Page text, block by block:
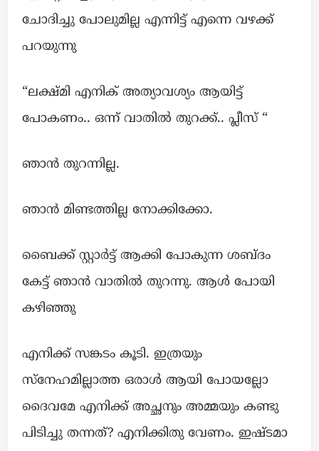
ചോദിച്ചു പോലുമില്ല എന്നിട്ട് എന്നെ വഴക്ക്
പറയുന്നു
“ലക്ഷ്മി എനിക് അത്യാവശ്യം ആയിട്ട്
പോകണം.. ഒന്ന് വാതിൽ തുറക്ക്.. പ്ലീസ് “
ഞാൻ തുറന്നില്ല.
ഞാൻ മിണ്ടത്തില്ല നോക്കിക്കോ.
ബൈക്ക് സ്റ്റാർട്ട്‌ ആക്കി പോകുന്ന ശബ്ദം
കേട്ട് ഞാൻ വാതിൽ തുറന്നു. ആൾ പോയി
കഴിഞ്ഞു
എനിക്ക് സങ്കടം കൂടി. ഇത്രയും
സ്നേഹമില്ലാത്ത ഒരാൾ ആയി പോയല്ലോ
ദൈവമേ എനിക്ക് അച്ഛനും അമ്മയും കണ്ടു
പിടിച്ചു തന്നത്? എനിക്കിതു വേണം. ഇഷ്ടമാ